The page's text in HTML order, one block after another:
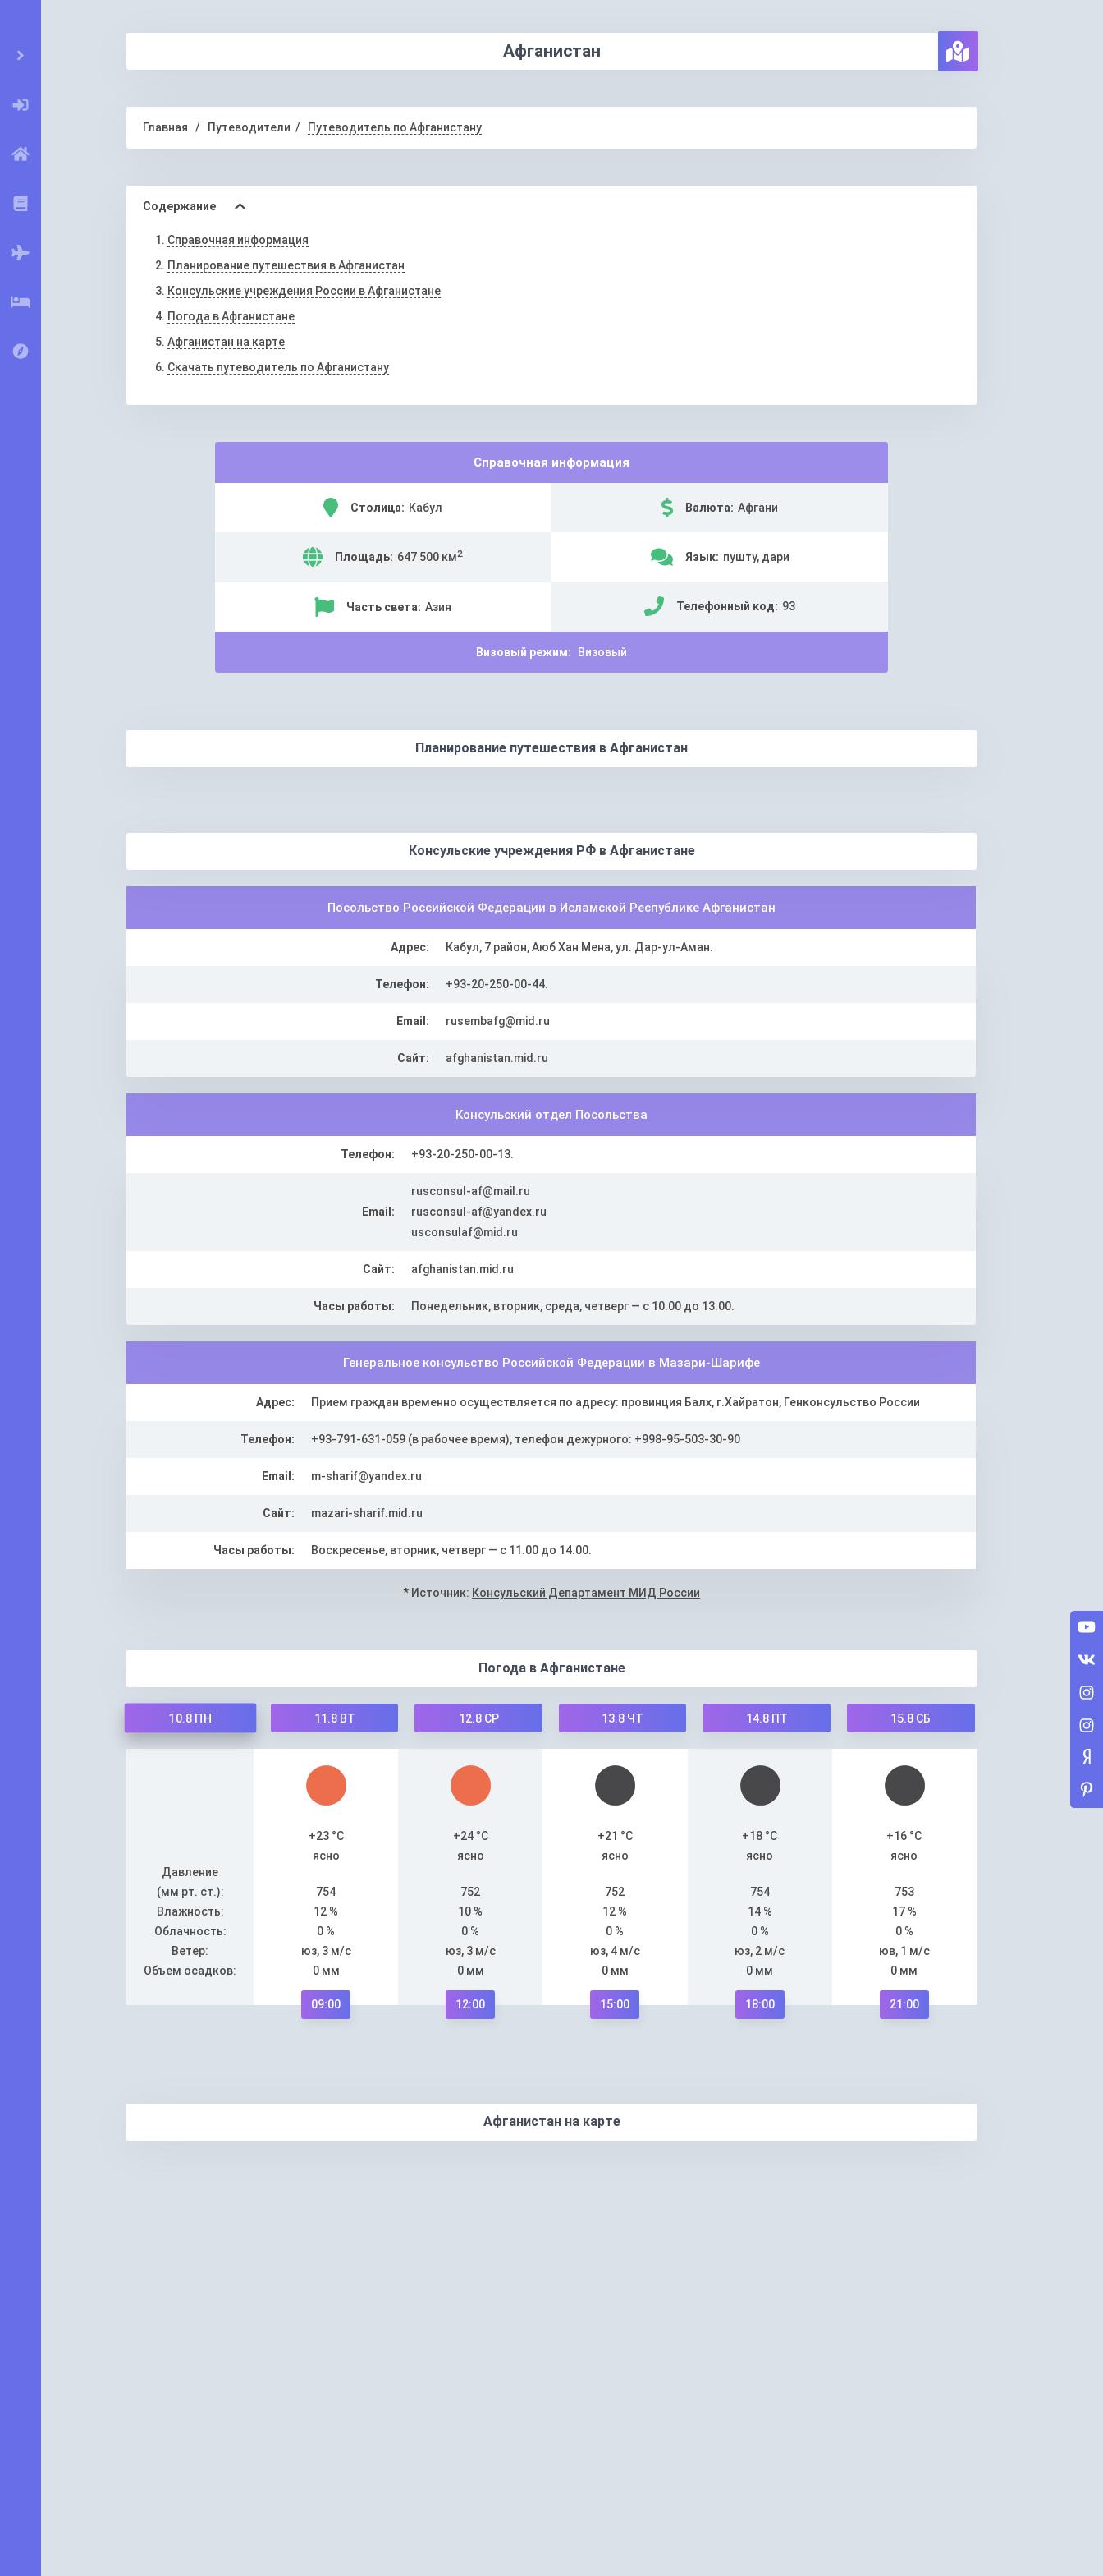
Афганистан
Главная Путеводители Путеводитель по Афганистану
Содержание
Справочная информация
Планирование путешествия в Афганистан
Консульские учреждения России в Афганистане
Погода в Афганистане
Афганистан на карте
Скачать путеводитель по Афганистану
Справочная информация
Столица: Кабул
Площадь: 647 500 км2
Часть света: Азия
Валюта: Афгани
Язык: пушту, дари
Телефонный код: 93
Визовый режим: Визовый
Планирование путешествия в Афганистан
Консульские учреждения РФ в Афганистане
Посольство Российской Федерации в Исламской Республике Афганистан
Адрес: Кабул, 7 район, Аюб Хан Мена, ул. Дар-ул-Аман.
Телефон: +93-20-250-00-44.
Email: rusembafg@mid.ru
Сайт: afghanistan.mid.ru
Консульский отдел Посольства
Телефон: +93-20-250-00-13.
Email:
rusconsul-af@mail.ru
rusconsul-af@yandex.ru
usconsulaf@mid.ru
Сайт: afghanistan.mid.ru
Часы работы: Понедельник, вторник, среда, четверг — с 10.00 до 13.00.
Генеральное консульство Российской Федерации в Мазари-Шарифе
Адрес: Прием граждан временно осуществляется по адресу: провинция Балх, г.Хайратон, Генконсульство России
Телефон: +93-791-631-059 (в рабочее время), телефон дежурного: +998-95-503-30-90
Email: m-sharif@yandex.ru
Сайт: mazari-sharif.mid.ru
Часы работы: Воскресенье, вторник, четверг — с 11.00 до 14.00.
* Источник: Консульский Департамент МИД России
Погода в Афганистане
10.8 ПН 11.8ВТ 12.8СР 13.8 ЧТ 14.8ПТ 15.8 СБ
Давление
(мм рт. ст.):
Влажность:
Облачность:
Ветер:
Объем осадков:
+23 °C
ясно
754
12 %
0 %
юз, 3 м/с
0 мм
09:00
+24 °C
ясно
752
10 %
0 %
юз, 3 м/с
0 мм
12:00
+21 °C
ясно
752
12 %
0 %
юз, 4 м/с
0 мм
15:00
+18 °C
ясно
754
14 %
0 %
юз, 2 м/с
0 мм
18:00
+16 °C
ясно
753
17 %
0 %
юв, 1 м/с
0 мм
21:00
Афганистан на карте